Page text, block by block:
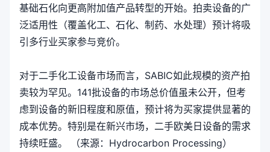
基础石化向更高附加值产品转型的开始。拍卖设备的广
泛适用性（覆盖化工、石化、制药、水处理）预计将吸
引多行业买家参与竞价。
对于二手化工设备市场而言，SABIC如此规模的资产拍
卖较为罕见。141批设备的市场总价值虽未公开，但考
虑到设备的新旧程度和原值，预计将为买家提供显著的
成本优势。特别是在新兴市场，二手欧美日设备的需求
持续旺盛。 （来源：Hydrocarbon Processing）